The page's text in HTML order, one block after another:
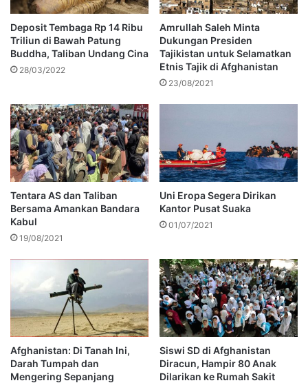
Deposit Tembaga Rp 14 Ribu
Triliun di Bawah Patung
Buddha, Taliban Undang Cina
28/03/2022
Amrullah Saleh Minta
Dukungan Presiden
Tajikistan untuk Selamatkan
Etnis Tajik di Afghanistan
23/08/2021
Tentara AS dan Taliban
Bersama Amankan Bandara
Kabul
19/08/2021
Uni Eropa Segera Dirikan
Kantor Pusat Suaka
01/07/2021
Afghanistan: Di Tanah Ini,
Darah Tumpah dan
Mengering Sepanjang
Siswi SD di Afghanistan
Diracun, Hampir 80 Anak
Dilarikan ke Rumah Sakit